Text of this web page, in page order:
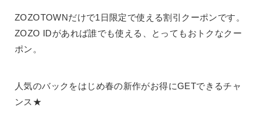
ZOZOTOWNだけで1日限定で使える割引クーポンです。
ZOZO IDがあれば誰でも使える、とってもおトクなクー
ポン。
人気のバックをはじめ春の新作がお得にGETできるチャ
ンス★